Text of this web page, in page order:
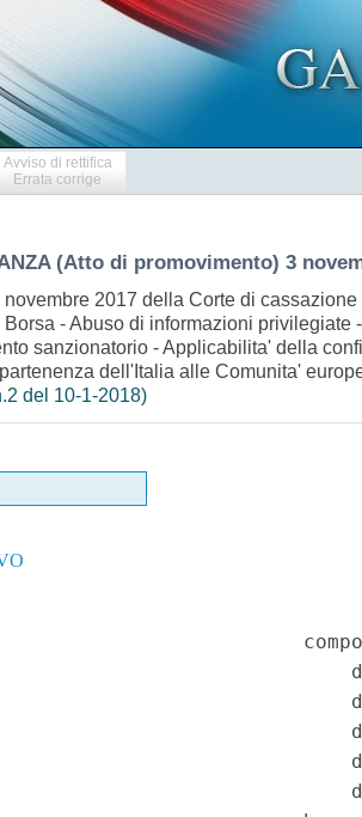
Avviso di rettifica
Errata corrige
(Atto di promovimento) 3
2017 della Corte di
Borsa - Abuso di informazioni
sanzionatorio - Applicabilita' della
dell'Italia alle Comunita'
del 10-1-2018)